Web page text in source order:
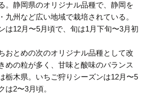
。静岡県のオリジナル品種で、静岡を
九州など広い地域で栽培されている。
は12月〜5月頃で、旬は1月下旬〜3月初
おとめの次のオリジナル品種として改
めの粒が多く、甘味と酸味のバランス
栃木県。いちご狩りシーズンは12月〜5
は2〜3月頃。